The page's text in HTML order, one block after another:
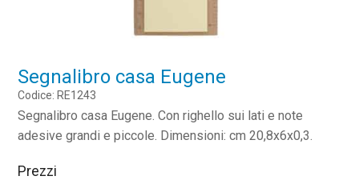
Segnalibro casa Eugene
Codice: RE1243
Segnalibro casa Eugene. Con righello sui lati e note
adesive grandi e piccole. Dimensioni: cm 20,8x6x0,3.
Prezzi